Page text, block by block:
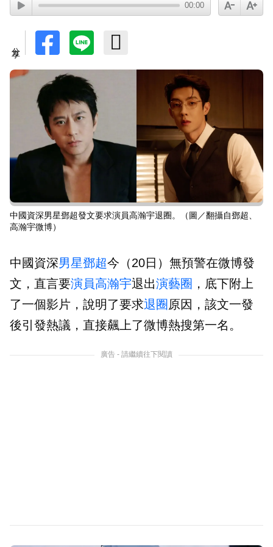
00:00
中國資深男星鄧超發文要求演員高瀚宇退圈。（圖／翻攝自鄧超、
高瀚宇微博）
中國資深男星鄧超今（20日）無預警在微博發
文，直言要演員高瀚宇退出演藝圈 ，底下附上
了一個影片，說明了要求退圈 原因，該文一發
後引發熱議，直接飆上了微博熱搜第一名。
廣告 - 請繼續往下閱讀